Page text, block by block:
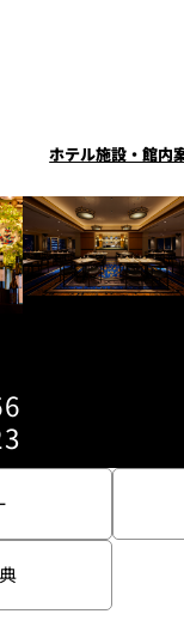
・ガーデ
ー
定
待のご案
む小個室
ィスタ
案内
ア
求
ホテル施設・館内